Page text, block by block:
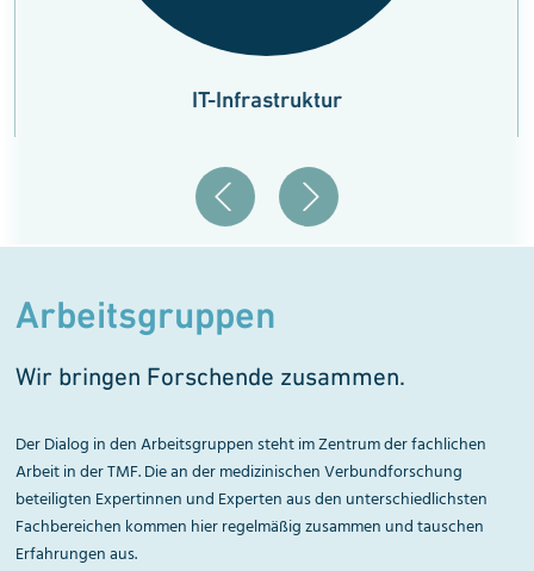
IT-Infrastruktur
Arbeitsgruppen
Wir bringen Forschende zusammen.
Der Dialog in den Arbeitsgruppen steht im Zentrum der fachlichen
Arbeit in der TMF. Die an der medizinischen Verbundforschung
beteiligten Expertinnen und Experten aus den unterschiedlichsten
Fachbereichen kommen hier regelmäßig zusammen und tauschen
Erfahrungen aus.